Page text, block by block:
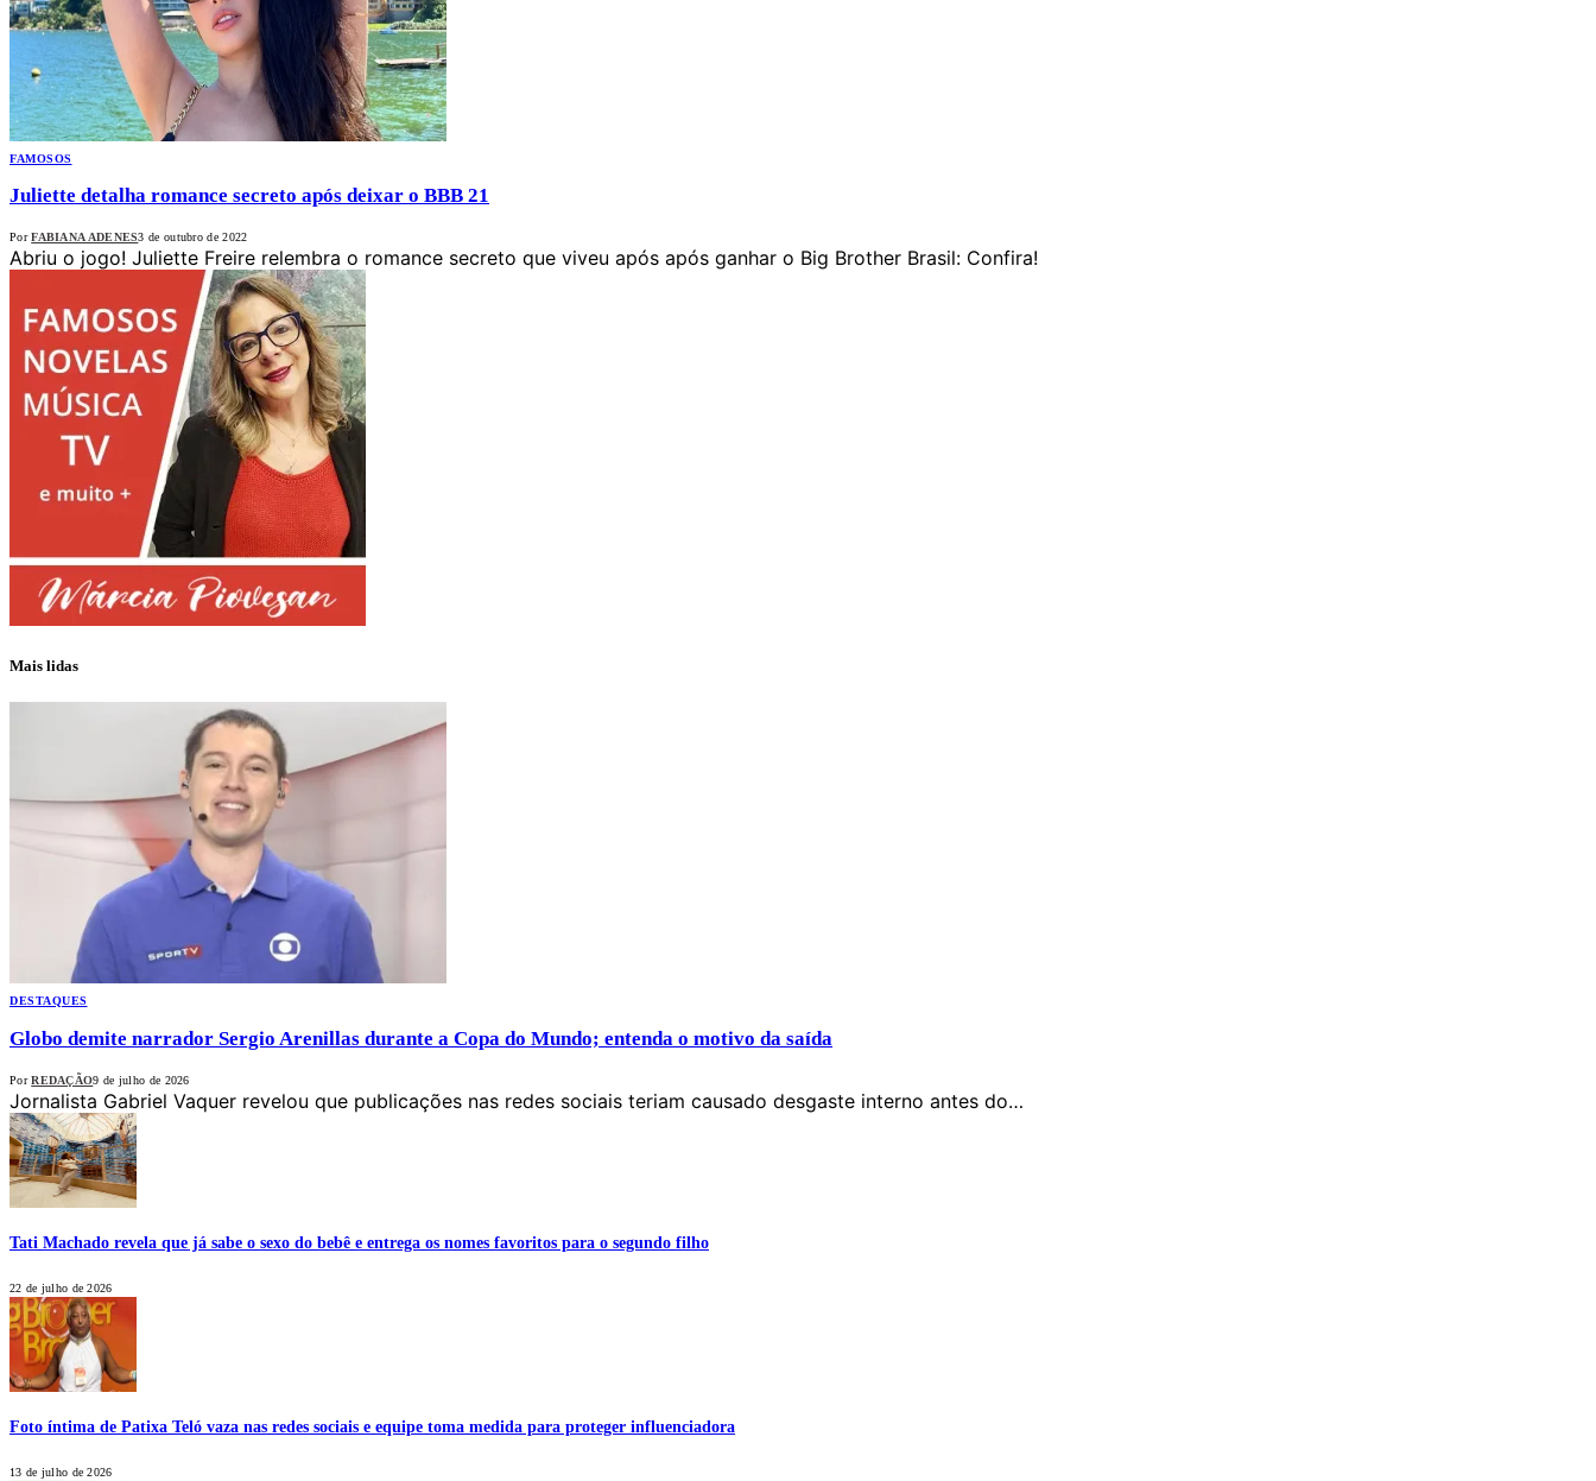
FAMOSOS
Juliette detalha romance secreto após deixar o BBB 21
Por FABIANA ADENES3 de outubro de 2022
Abriu o jogo! Juliette Freire relembra o romance secreto que viveu após após ganhar o Big Brother Brasil: Confira!
Mais lidas
DESTAQUES
Globo demite narrador Sergio Arenillas durante a Copa do Mundo; entenda o motivo da saída
Por REDAÇÃO9 de julho de 2026
Jornalista Gabriel Vaquer revelou que publicações nas redes sociais teriam causado desgaste interno antes do…
Tati Machado revela que já sabe o sexo do bebê e entrega os nomes favoritos para o segundo filho
22 de julho de 2026
Foto íntima de Patixa Teló vaza nas redes sociais e equipe toma medida para proteger influenciadora
13 de julho de 2026